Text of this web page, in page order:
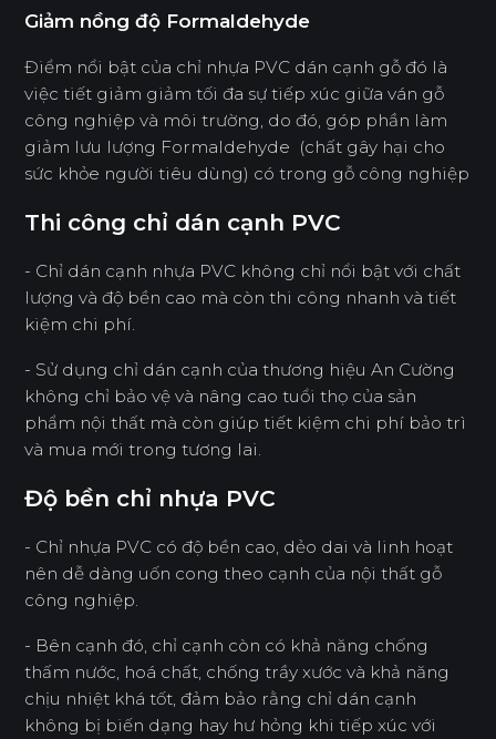
Giảm nồng độ Formaldehyde
Điểm nổi bật của chỉ nhựa PVC dán cạnh gỗ đó là
việc tiết giảm giảm tối đa sự tiếp xúc giữa ván gỗ
công nghiệp và môi trường, do đó, góp phần làm
giảm lưu lượng Formaldehyde (chất gây hại cho
sức khỏe người tiêu dùng) có trong gỗ công nghiệp
Thi công chỉ dán cạnh PVC
- Chỉ dán cạnh nhựa PVC không chỉ nổi bật với chất
lượng và độ bền cao mà còn thi công nhanh và tiết
kiệm chi phí.
- Sử dụng chỉ dán cạnh của thương hiệu An Cường
không chỉ bảo vệ và nâng cao tuổi thọ của sản
phẩm nội thất mà còn giúp tiết kiệm chi phí bảo trì
và mua mới trong tương lai.
Độ bền chỉ nhựa PVC
- Chỉ nhựa PVC có độ bền cao, dẻo dai và linh hoạt
nên dễ dàng uốn cong theo cạnh của nội thất gỗ
công nghiệp.
- Bên cạnh đó, chỉ cạnh còn có khả năng chống
thấm nước, hoá chất, chống trầy xước và khả năng
chịu nhiệt khá tốt, đảm bảo rằng chỉ dán cạnh
không bị biến dạng hay hư hỏng khi tiếp xúc với